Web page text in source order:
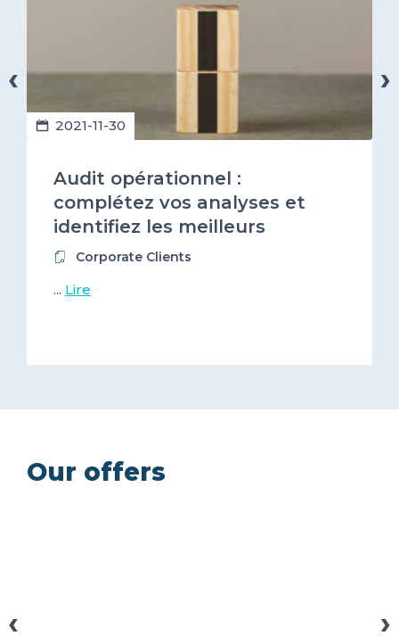
2021-11-30
Audit opérationnel :
complétez vos analyses et
identifiez les meilleurs
prestataires numériques !
Corporate Clients
... Lire
‹ ›
Our offers
‹ ›